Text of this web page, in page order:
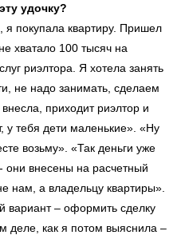
удочку?
покупала квартиру. Пришел
хватало 100 тысяч на
риэлтора. Я хотела занять
не надо занимать, сделаем
приходит риэлтор и
у тебя дети маленькие». «Ну
возьму». «Так деньги уже
они внесены на расчетный
нам, а владельцу квартиры».
вариант – оформить сделку
деле, как я потом выяснила –